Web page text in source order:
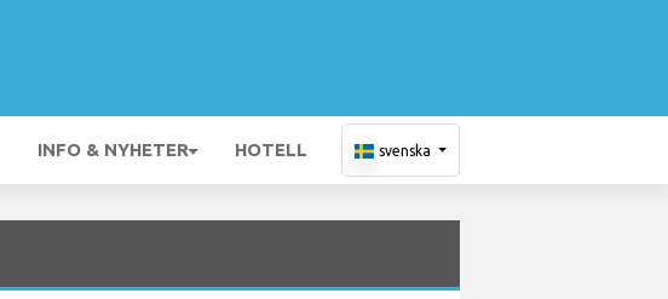
INFO & NYHETER HOTELL svenska